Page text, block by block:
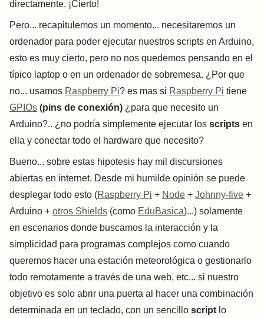
directamente. ¡Cierto!
Pero... recapitulemos un momento... necesitaremos un
ordenador para poder ejecutar nuestros scripts en Arduino,
esto es muy cierto, pero no nos quedemos pensando en el
típico laptop o en un ordenador de sobremesa. ¿Por que
no... usamos Raspberry Pi? es mas si Raspberry Pi tiene
GPIOs (pins de conexión) ¿para que necesito un
Arduino?.. ¿no podría simplemente ejecutar los scripts en
ella y conectar todo el hardware que necesito?
Bueno... sobre estas hipotesis hay mil discursiones
abiertas en internet. Desde mi humilde opinión se puede
desplegar todo esto (Raspberry Pi + Node + Johnny-five +
Arduino + otros Shields (como EduBasica)...) solamente
en escenarios donde buscamos la interacción y la
simplicidad para programas complejos como cuando
queremos hacer una estación meteorológica o gestionarlo
todo remotamente a través de una web, etc... si nuestro
objetivo es solo abrir una puerta al hacer una combinación
determinada en un teclado, con un sencillo script lo